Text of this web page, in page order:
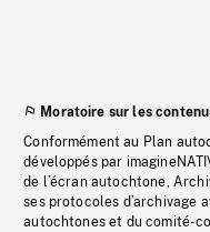
Moratoire sur les
Conformément au Plan
développés par
de l’écran autochtone,
ses protocoles d’archivage
autochtones et du comité-